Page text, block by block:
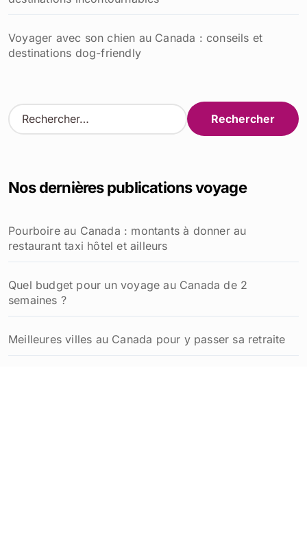
Voyager avec son chien au Canada : conseils et
destinations dog-friendly
R
e
r
e
r
Nos dernières publications voyage
Pourboire au Canada : montants à donner au
restaurant taxi hôtel et ailleurs
Quel budget pour un voyage au Canada de 2
semaines ?
Meilleures villes au Canada pour y passer sa retraite